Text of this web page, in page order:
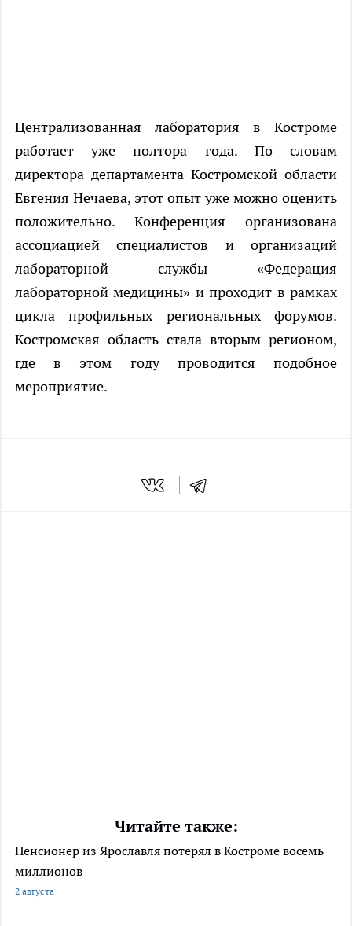
Централизованная лаборатория в Костроме
работает уже полтора года. По словам
директора департамента Костромской области
Евгения Нечаева, этот опыт уже можно оценить
положительно. Конференция организована
ассоциацией специалистов и организаций
лабораторной службы «Федерация
лабораторной медицины» и проходит в рамках
цикла профильных региональных форумов.
Костромская область стала вторым регионом,
где в этом году проводится подобное
мероприятие.
Читайте также:
Пенсионер из Ярославля потерял в Костроме восемь
миллионов
2 августа